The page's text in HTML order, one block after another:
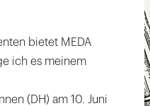
bietet MEDA
ich es meinem
(DH) am 10. Juni